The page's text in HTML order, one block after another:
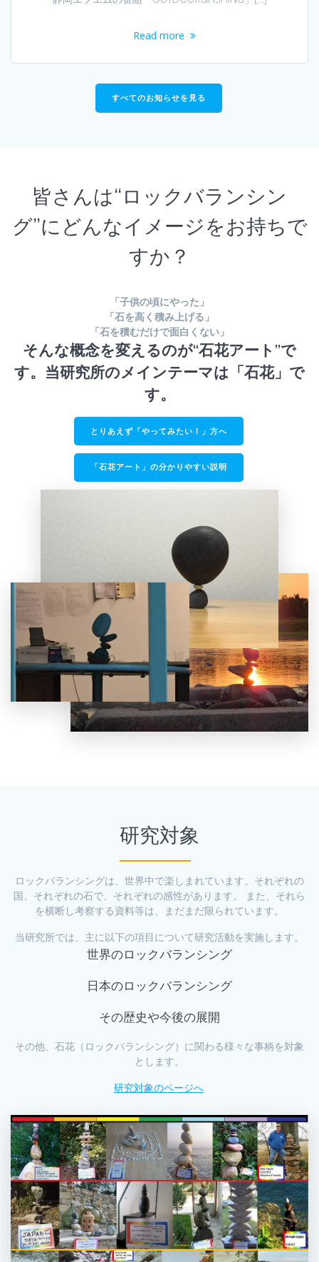
Read more
すべてのお知らせを見る
皆さんは“ロックバランシン
グ”にどんなイメージをお持ちで
すか？
「子供の頃にやった」
「石を高く積み上げる」
「石を積むだけで面白くない」
そんな概念を変えるのが“石花アート”で
す。当研究所のメインテーマは「石花」で
す。
とりあえず「やってみたい！」方へ
「石花アート」の分かりやすい説明
研究対象
ロックバランシングは、世界中で楽しまれています。それぞれの
国、それぞれの石で、それぞれの感性があります。 また、それら
を横断し考察する資料等は、まだまだ限られています。
当研究所では、主に以下の項目について研究活動を実施します。
世界のロックバランシング
日本のロックバランシング
その歴史や今後の展開
その他、石花（ロックバランシング）に関わる様々な事柄を対象
とします。
研究対象のページへ